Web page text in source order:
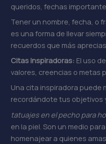
queridos, fechas
Tener un nombre, fecha, o
es una forma de llevar
recuerdos que más aprecias.
Citas Inspiradoras: El uso
valores, creencias o metas
Una cita inspiradora puede
recordándote tus objetivos
tatuajes en el pecho para
en la piel. Son un medio
homenajear a quienes